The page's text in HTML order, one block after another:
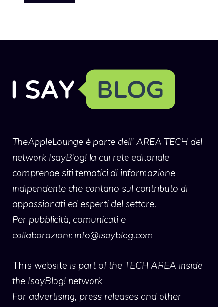
TheAppleLounge è parte dell' AREA TECH del
network IsayBlog! la cui rete editoriale
comprende siti tematici di informazione
indipendente che contano sul contributo di
appassionati ed esperti del settore.
Per pubblicità, comunicati e
collaborazioni: info@isayblog.com
This website is part of the TECH AREA inside
the IsayBlog! network
For advertising, press releases and other